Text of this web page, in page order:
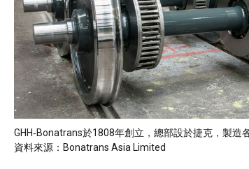
GHH‑Bonatrans於1808年創立，總部設於捷克，製造
資料來源：Bonatrans Asia Limited